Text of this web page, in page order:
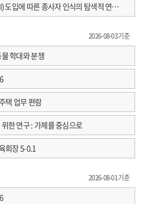
도입에 따른 종사자 인식의 탐색적 연구 :
2026-08-03 기준
학대와 분쟁
택 업무 편람
한 연구 : 가제를 중심으로
회장 5-0.1
2026-08-01 기준